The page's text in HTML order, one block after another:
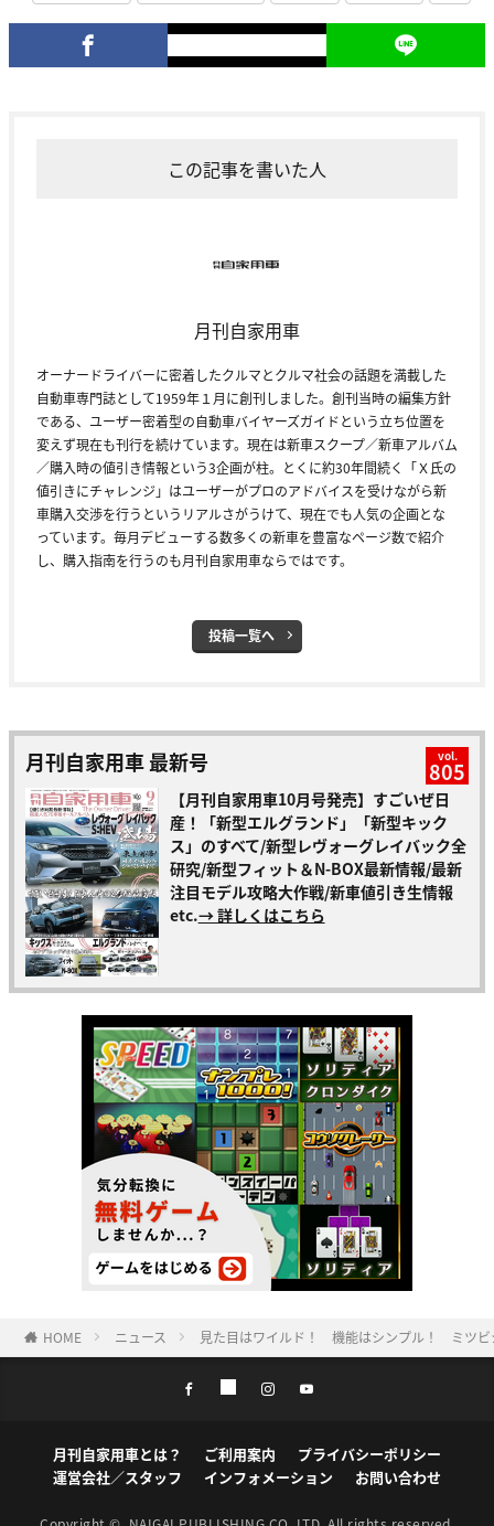
この記事を書いた人
月刊自家用車
オーナードライバーに密着したクルマとクルマ社会の話題を満載した
自動車専門誌として1959年１月に創刊しました。創刊当時の編集方針
である、ユーザー密着型の自動車バイヤーズガイドという立ち位置を
変えず現在も刊行を続けています。現在は新車スクープ／新車アルバム
／購入時の値引き情報という3企画が柱。とくに約30年間続く「Ｘ氏の
値引きにチャレンジ」はユーザーがプロのアドバイスを受けながら新
車購入交渉を行うというリアルさがうけて、現在でも人気の企画とな
っています。毎月デビューする数多くの新車を豊富なページ数で紹介
し、購入指南を行うのも月刊自家用車ならではです。
投稿一覧へ
月刊自家用車 最新号 vol.
805
【月刊自家用車10月号発売】すごいぜ日
産！「新型エルグランド」「新型キック
ス」のすべて/新型レヴォーグレイバック全
研究/新型フィット＆N-BOX最新情報/最新
注目モデル攻略大作戦/新車値引き生情報
etc.→ 詳しくはこちら
HOME ニュース 見た目はワイルド！ 機能はシンプル！ ミツビ
月刊自家用車とは？ ご利用案内
プライバシーポリシー
運営会社／スタッフ
インフォメーション お問い合わせ